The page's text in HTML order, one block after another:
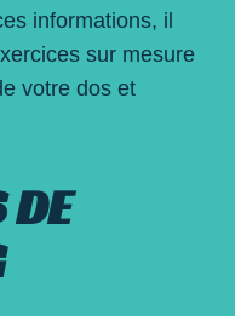
informations, il
sur mesure
votre dos et
DE